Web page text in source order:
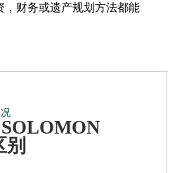
，财务或遗产规划方法都能